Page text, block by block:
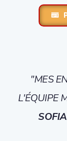
"MES
L'ÉQUIPE